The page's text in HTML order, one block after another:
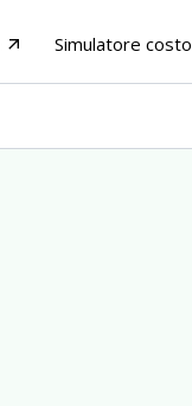
arrow_outward Simulatore costo